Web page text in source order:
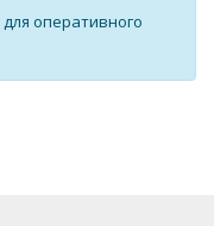
оперативного